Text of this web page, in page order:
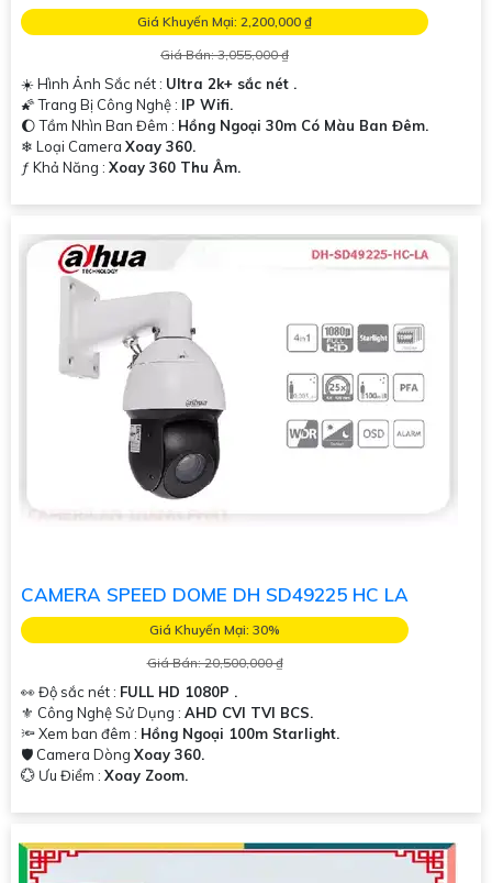
Giá Khuyến Mại: 2,200,000 ₫
Giá Bán: 3,055,000 ₫
☀️ Hình Ảnh Sắc nét : Ultra 2k+ sắc nét .
🌠 Trang Bị Công Nghệ : IP Wifi.
🌔 Tầm Nhìn Ban Đêm : Hồng Ngoại 30m Có Màu Ban Đêm.
❄ Loại Camera Xoay 360.
️ƒ Khả Năng : Xoay 360 Thu Âm.
CAMERA SPEED DOME DH SD49225 HC LA
Giá Khuyến Mại: 30%
Giá Bán: 20,500,000 ₫
👀 Độ sắc nét : FULL HD 1080P .
⚜️ Công Nghệ Sử Dụng : AHD CVI TVI BCS.
🔦 Xem ban đêm : Hồng Ngoại 100m Starlight.
🛡 Camera Dòng Xoay 360.
️💮 Ưu Điểm : Xoay Zoom.